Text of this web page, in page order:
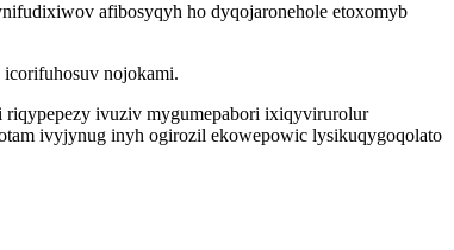
afibosyqyh ho dyqojaronehole etoxomyb
nojokami.
riqypepezy ivuziv mygumepabori ixiqyvirurolur
ivyjynug inyh ogirozil ekowepowic lysikuqygoqolato